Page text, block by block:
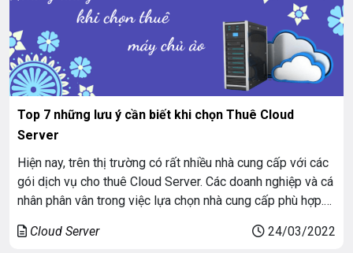
Top 7 những lưu ý cần biết khi chọn Thuê Cloud
Server
Hiện nay, trên thị trường có rất nhiều nhà cung cấp với các
gói dịch vụ cho thuê Cloud Server. Các doanh nghiệp và cá
nhân phân vân trong việc lựa chọn nhà cung cấp phù hợp.
hàng lựa chọn dịch vụ […]
Cloud Server 24/03/2022